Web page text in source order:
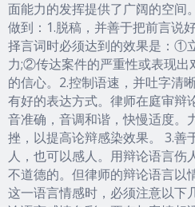
面能力的发挥提供了广阔的空间
做到：1.脱稿，并善于把前言说
择言词时必须达到的效果是：①
力;②传达案件的严重性或表现
的信心。2.控制语速，并吐字清
有好的表达方式。律师在庭审辩
音准确，音调和谐，快慢适度。
挫，以提高论辩感染效果。 3.善
人，也可以感人。用辩论语言伤
不道德的。但律师的辩论语言以
这一语言情感时，必须注意以